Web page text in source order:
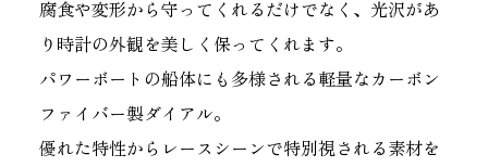
腐食や変形から守ってくれるだけでなく、光沢があ
り時計の外観を美しく保ってくれます。
パワーボートの船体にも多様される軽量なカーボン
ファイバー製ダイアル。
優れた特性からレースシーンで特別視される素材を